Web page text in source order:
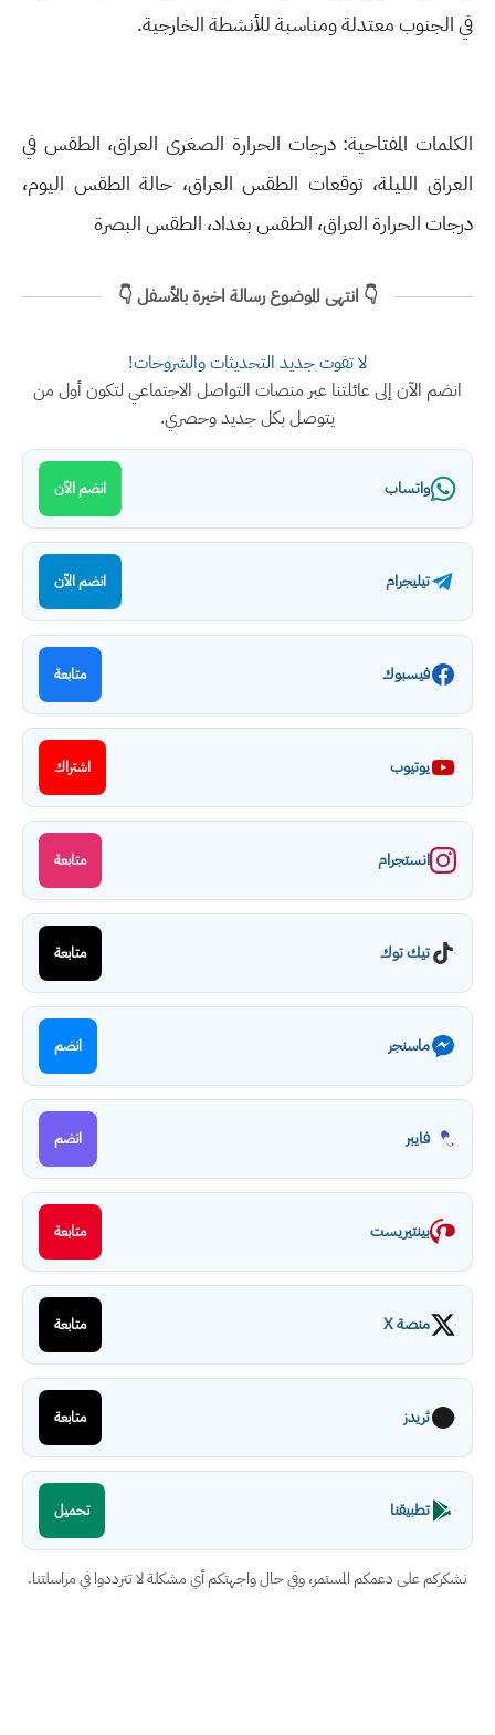
في الجنوب معتدلة ومناسبة للأنشطة الخارجية.
الكلمات المفتاحية: درجات الحرارة الصغرى العراق، الطقس في
العراق الليلة، توقعات الطقس العراق، حالة الطقس اليوم،
درجات الحرارة العراق، الطقس بغداد، الطقس البصرة
👇 انتهى الموضوع رسالة اخيرة بالأسفل 👇
لا تفوت جديد التحديثات والشروحات!
انضم الآن إلى عائلتنا عبر منصات التواصل الاجتماعي لتكون أول من
يتوصل بكل جديد وحصري.
واتساب انضم الآن
تيليجرام انضم الآن
فيسبوك متابعة
يوتيوب اشتراك
انستجرام متابعة
تيك توك متابعة
ماسنجر انضم
فايبر انضم
بينتيريست متابعة
منصة X متابعة
ثريدز متابعة
تطبيقنا تحميل
نشكركم على دعمكم المستمر، وفي حال واجهتكم أي مشكلة لا تترددوا في مراسلتنا.